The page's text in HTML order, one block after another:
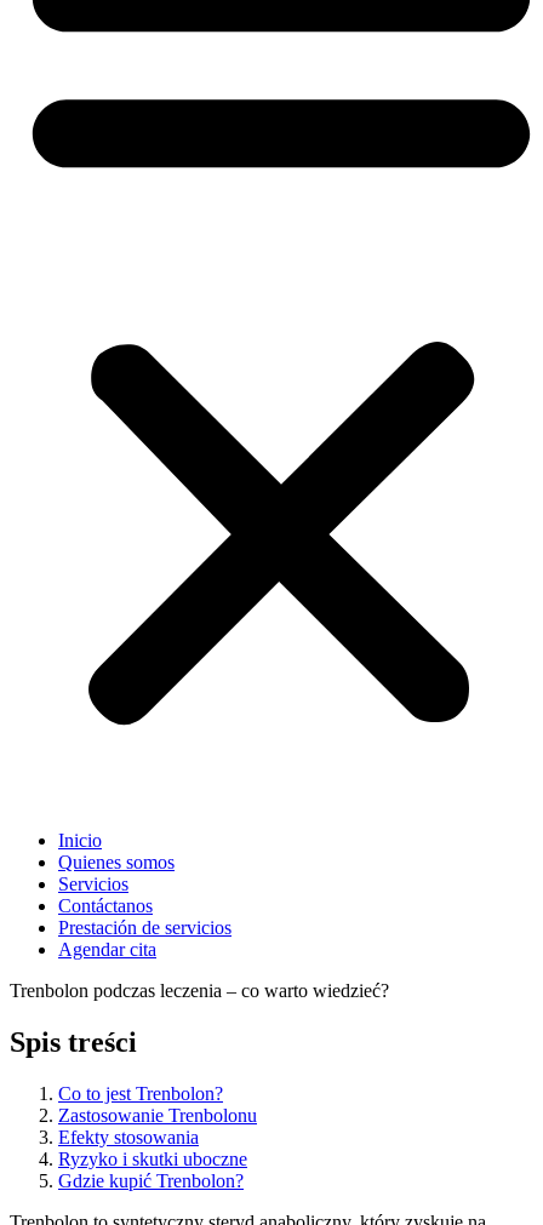
Inicio
Quienes somos
Servicios
Contáctanos
Prestación de servicios
Agendar cita
Trenbolon podczas leczenia – co warto wiedzieć?
Spis treści
Co to jest Trenbolon?
Zastosowanie Trenbolonu
Efekty stosowania
Ryzyko i skutki uboczne
Gdzie kupić Trenbolon?